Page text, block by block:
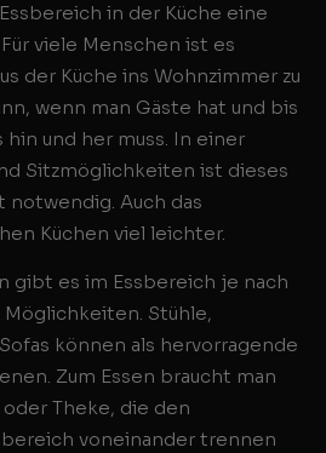
in der Küche eine
viele Menschen ist es
der Küche ins Wohnzimmer zu
wenn man Gäste hat und bis
hin und her muss. In einer
Sitzmöglichkeiten ist dieses
notwendig. Auch das
Küchen viel leichter.
gibt es im Essbereich je nach
Stühle,
können als hervorragende
Zum Essen braucht man
Theke, die den
voneinander trennen